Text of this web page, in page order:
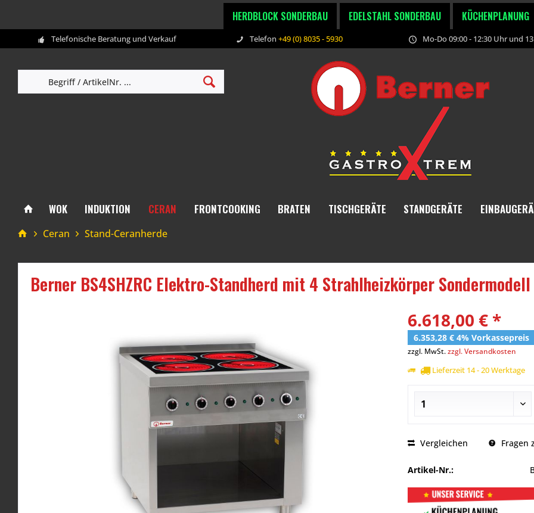
HERDBLOCK SONDERBAU EDELSTAHL SONDERBAU KÜCHENPLANUNG
Telefonische Beratung und Verkauf Telefon +49 (0) 8035 - 5930 Mo-Do 09:00 - 12:30 Uhr und
WOK INDUKTION CERAN FRONTCOOKING BRATEN TISCHGERÄTE STANDGERÄTE
Ceran Stand-Ceranherde
Berner BS4SHZRC Elektro-Standherd mit 4 Strahlheizkörper Sondermodell
6.618,00 € *
6.353,28 € 4% Vorkassepreis
zzgl. MwSt.zzgl. Versandkosten
Lieferzeit 14 - 20 Werktage
Vergleichen Fragen
Artikel-Nr.: